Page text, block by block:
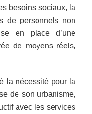
besoins sociaux, la
de personnels non
en place d’une
de moyens réels,
la nécessité pour la
de son urbanisme,
avec les services